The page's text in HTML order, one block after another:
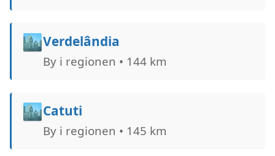
🏙️Verdelândia
By i regionen • 144 km
🏙️Catuti
By i regionen • 145 km